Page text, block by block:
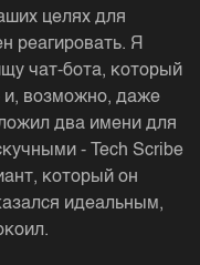
целях для
реагировать. Я
чат-бота, который
и, возможно, даже
два имени для
- Tech Scribe
который он
идеальным,